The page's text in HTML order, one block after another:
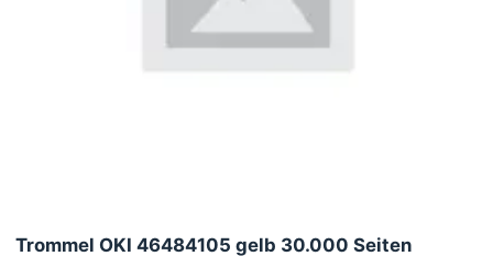
Trommel OKI 46484105 gelb 30.000 Seiten